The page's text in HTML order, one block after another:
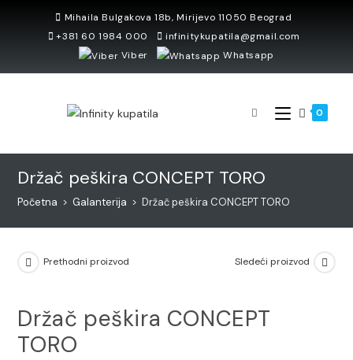
Mihaila Bulgakova 18b, Mirijevo 11050 Beograd
+381 60 1984 000
infinitykupatila@gmail.com
Viber
Whatsapp
0
Držač peškira CONCEPT TORO
Početna > Galanterija > Držač peškira CONCEPT TORO
Prethodni proizvod Sledeći proizvod
Držač peškira CONCEPT
TORO